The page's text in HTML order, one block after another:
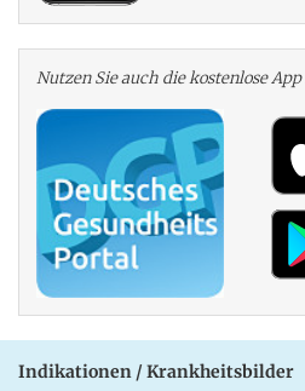
Nutzen Sie auch die kosten­lose
Indikationen / Krankheitsbilder